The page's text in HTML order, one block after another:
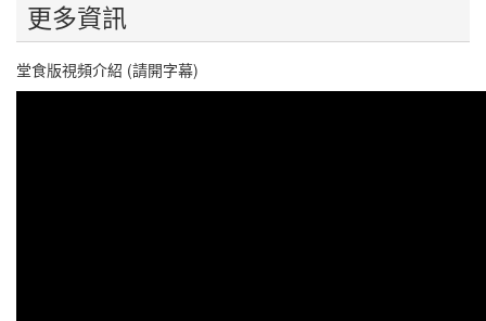
更多資訊
堂食版視頻介紹 (請開字幕)